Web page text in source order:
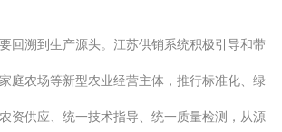
回溯到生产源头。江苏供销系统积极引导和带
庭农场等新型农业经营主体，推行标准化、绿
资供应、统一技术指导、统一质量检测，从源